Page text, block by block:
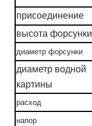
присоединение
высота форсунки
диаметр форсунки
диаметр водной
картины
расход
напор